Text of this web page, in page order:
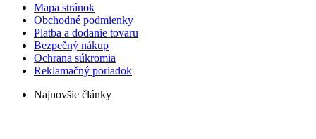
Mapa stránok
Obchodné podmienky
Platba a dodanie tovaru
Bezpečný nákup
Ochrana súkromia
Reklamačný poriadok
Najnovšie články